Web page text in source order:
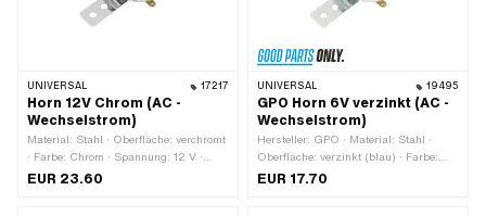
UNIVERSAL 17217
Horn 12V Chrom (AC -
Wechselstrom)
Material: Stahl · Oberfläche: verchromt
· Farbe: Chrom · Spannung: 12 V ·
Stromart: Wechselstrom (AC) · Ø
EUR 23.60
UNIVERSAL 19495
GPO Horn 6V verzinkt (AC -
Wechselstrom)
Hersteller: GPO · Material: Stahl ·
Oberfläche: verzinkt (blau) · Farbe:
silber · Spannung: 6 V · Stromart:
EUR 17.70